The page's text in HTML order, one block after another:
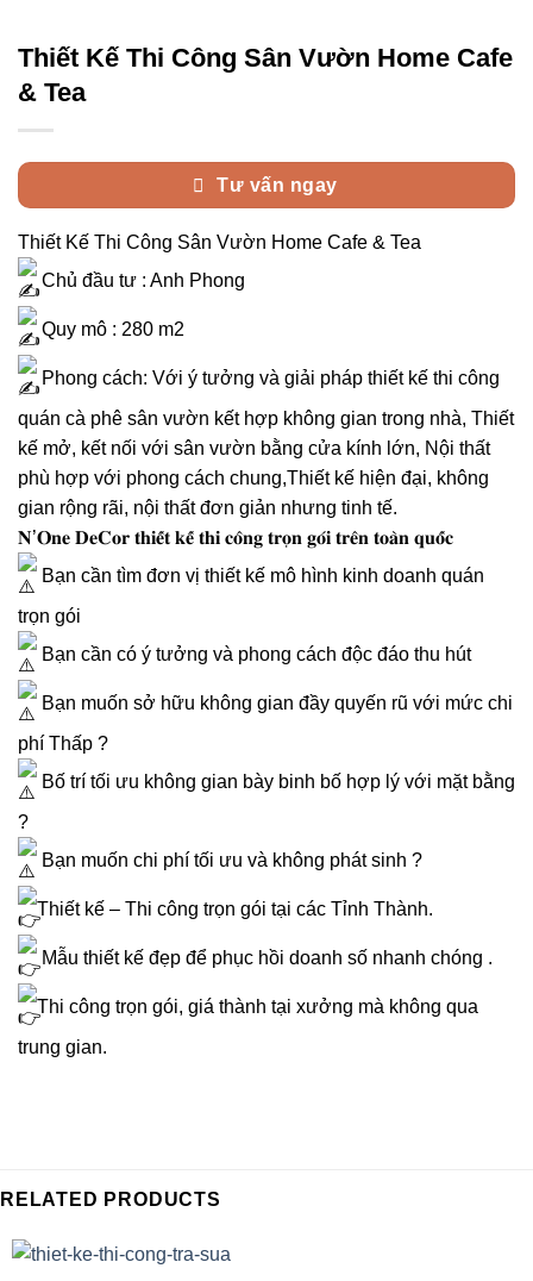
Thiết Kế Thi Công Sân Vườn Home Cafe
& Tea
Tư vấn ngay
Thiết Kế Thi Công Sân Vườn Home Cafe & Tea
Chủ đầu tư : Anh Phong
Quy mô : 280 m2
Phong cách: Với ý tưởng và giải pháp thiết kế thi công
quán cà phê sân vườn kết hợp không gian trong nhà, Thiết
kế mở, kết nối với sân vườn bằng cửa kính lớn, Nội thất
phù hợp với phong cách chung,Thiết kế hiện đại, không
gian rộng rãi, nội thất đơn giản nhưng tinh tế.
𝐍’𝐎𝐧𝐞 𝐃𝐞𝐂𝐨𝐫 𝐭𝐡𝐢𝐞̂́𝐭 𝐤𝐞̂́ 𝐭𝐡𝐢 𝐜𝐨̂𝐧𝐠 𝐭𝐫𝐨̣𝐧 𝐠𝐨́𝐢 𝐭𝐫𝐞̂𝐧 𝐭𝐨𝐚̀𝐧 𝐪𝐮𝐨̂́𝐜
Bạn cần tìm đơn vị thiết kế mô hình kinh doanh quán
trọn gói
Bạn cần có ý tưởng và phong cách độc đáo thu hút
Bạn muốn sở hữu không gian đầy quyến rũ với mức chi
phí Thấp ?
Bố trí tối ưu không gian bày binh bố hợp lý với mặt bằng
?
Bạn muốn chi phí tối ưu và không phát sinh ?
Thiết kế – Thi công trọn gói tại các Tỉnh Thành.
Mẫu thiết kế đẹp để phục hồi doanh số nhanh chóng .
Thi công trọn gói, giá thành tại xưởng mà không qua
trung gian.
RELATED PRODUCTS